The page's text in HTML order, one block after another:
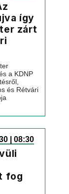
így
zárt
a KDNP
és Rétvári
| 08:30
fog